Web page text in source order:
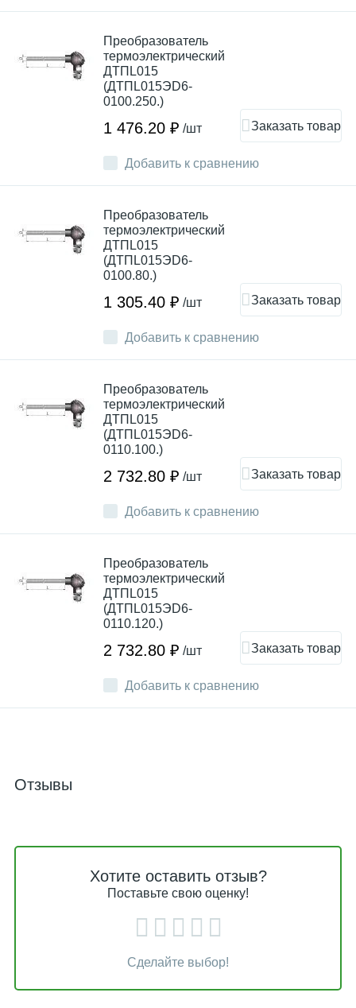
Добавить к сравнению
Преобразователь
термоэлектрический
ДТПL015
(ДТПL015ЭD6-
0100.250.)
1 476.20 ₽ /шт Заказать товар
Добавить к сравнению
Преобразователь
термоэлектрический
ДТПL015
(ДТПL015ЭD6-
0100.80.)
1 305.40 ₽ /шт Заказать товар
Добавить к сравнению
Преобразователь
термоэлектрический
ДТПL015
(ДТПL015ЭD6-
0110.100.)
2 732.80 ₽ /шт Заказать товар
Добавить к сравнению
Преобразователь
термоэлектрический
ДТПL015
(ДТПL015ЭD6-
0110.120.)
2 732.80 ₽ /шт Заказать товар
Отзывы
Хотите оставить отзыв?
Поставьте свою оценку!
Сделайте выбор!